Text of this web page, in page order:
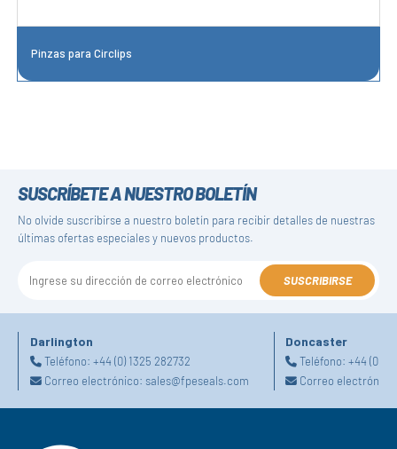
Pinzas para Circlips
SUSCRÍBETE A NUESTRO BOLETÍN
No olvide suscribirse a nuestro boletín para recibir detalles de nuestras
últimas ofertas especiales y nuevos productos.
SUSCRIBIRSE
Darlington
Teléfono: +44 (0) 1325 282732
Correo electrónico: sales@fpeseals.com
Doncaster
Teléfono:+44 (0)
Correo